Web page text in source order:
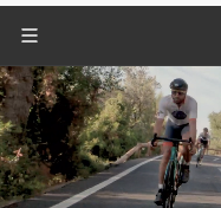
generalmente un
ordenador.
sobre
Política de
de la pantalla.